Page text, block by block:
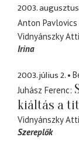
2003. augusztus
Anton Pavlovics
Vidnyánszky
Irina
2003. július 2.
Juhász Ferenc
kiáltás a
Vidnyánszky
Szereplők